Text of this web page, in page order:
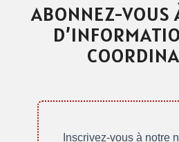
ABONNEZ-VOUS